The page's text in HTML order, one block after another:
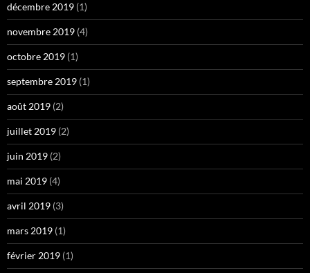
décembre 2019 (1)
novembre 2019 (4)
octobre 2019 (1)
septembre 2019 (1)
août 2019 (2)
juillet 2019 (2)
juin 2019 (2)
mai 2019 (4)
avril 2019 (3)
mars 2019 (1)
février 2019 (1)